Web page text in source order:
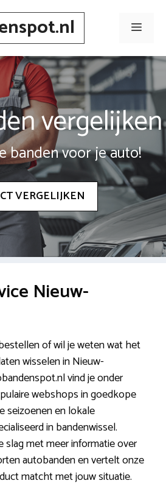
Menu
vergelijken
banden voor je auto!
VERGELIJKEN
Nieuw-
of wil je weten wat het
wisselen in Nieuw-
vind je onder
webshops in goedkope
seizoenen en lokale
in bandenwissel.
slag met meer informatie over
autobanden en vertelt onze
matcht met jouw situatie.